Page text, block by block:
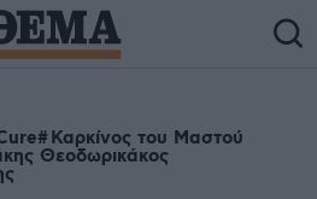
Καρκίνος του Μαστού
Θεοδωρικάκος